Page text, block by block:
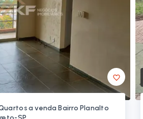
a venda Bairro Planalto